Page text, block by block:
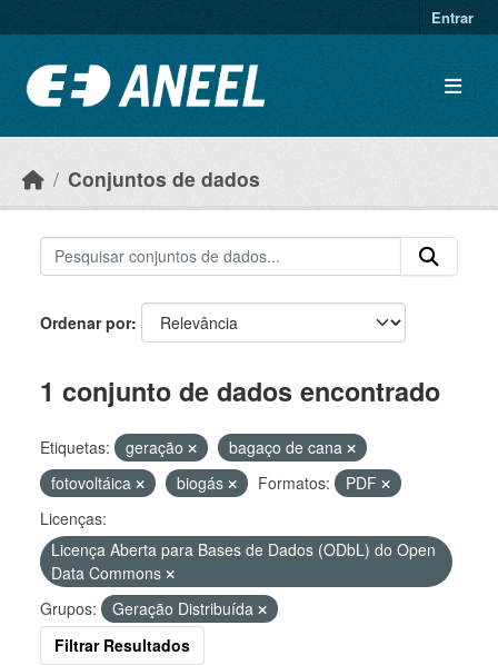
Entrar
Conjuntos de dados
Ordenar por
1 conjunto de dados encontrado
Etiquetas: geração
bagaço de cana
fotovoltáica
biogás Formatos:
PDF
Licenças:
Licença Aberta para Bases de Dados (ODbL) do Open
Data Commons
Grupos:
Geração Distribuída
Filtrar Resultados